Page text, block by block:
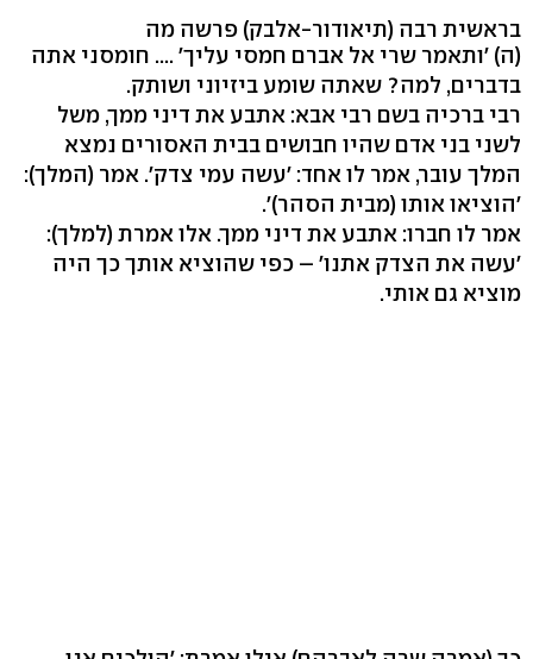
בראשית רבה (תיאודור-אלבק) פרשה מה
(ה) 'ותאמר שרי אל אברם חמסי עליך' .... חומסני אתה
בדברים, למה? שאתה שומע ביזיוני ושותק.
רבי ברכיה בשם רבי אבא: אתבע את דיני ממך, משל
לשני בני אדם שהיו חבושים בבית האסורים נמצא
המלך עובר, אמר לו אחד: 'עשה עמי צדק'. אמר (המלך):
'הוציאו אותו (מבית הסהר)'.
אמר לו חברו: אתבע את דיני ממך. אלו אמרת (למלך):
'עשה את הצדק אתנו' – כפי שהוציא אותך כך היה
מוציא גם אותי.